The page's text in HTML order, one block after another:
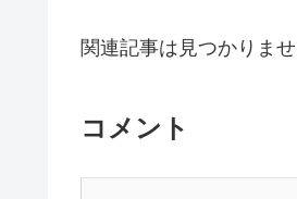
関連記事は見つかりませ
コメント